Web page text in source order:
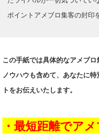
ポイントアメブロ集客の封印
この手紙では具体的なアメブ
ノウハウも含めて、あなたに
トをお伝えいたします。
・最短距離でア